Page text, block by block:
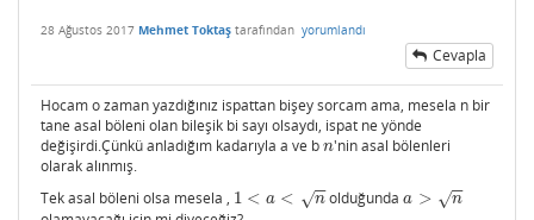
28 Ağustos 2017 Mehmet Toktaş tarafından yorumlandı
Cevapla
Hocam o zaman yazdığınız ispattan bişey sorcam ama, mesela n bir
tane asal böleni olan bileşik bi sayı olsaydı, ispat ne yönde
değişirdi.Çünkü anladığım kadarıyla a ve b n
n'nin asal bölenleri
olarak alınmış.
Tek asal böleni olsa mesela , 1 < a < n
−
−
√
1 <a<n olduğundaa > n
−
−
√
a>n